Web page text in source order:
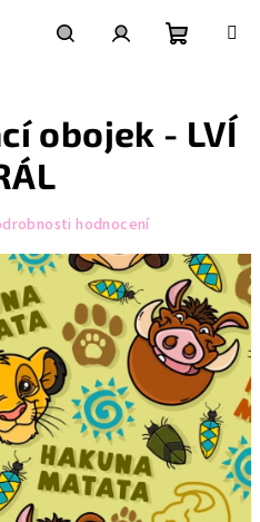
košík
obojek - LVÍ
hodnocení